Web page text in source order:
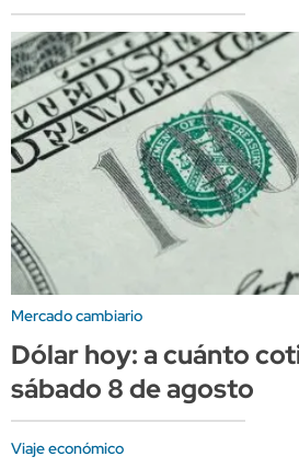
Mercado cambiario
Dólar hoy: a cuánto
sábado 8 de agosto
Viaje económico